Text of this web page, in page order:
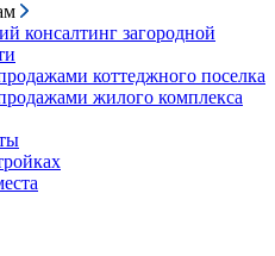
консалтинг загородной
коттеджного поселка
жилого комплекса